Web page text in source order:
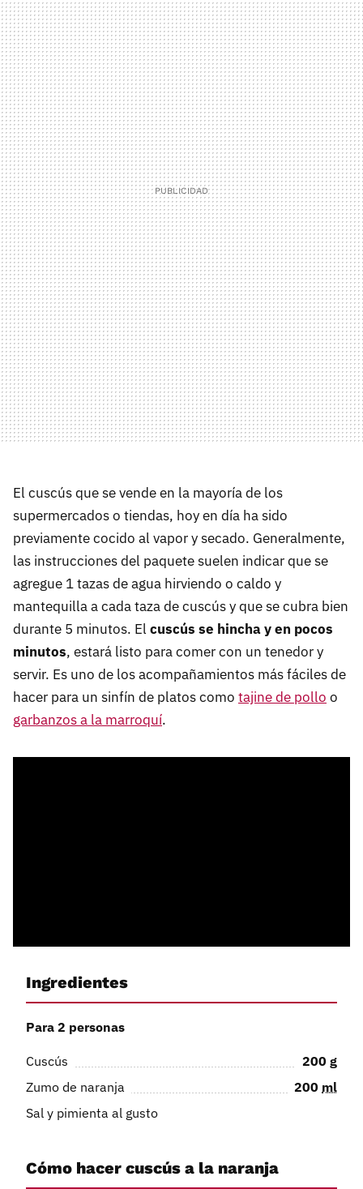
El cuscús que se vende en la mayoría de los
supermercados o tiendas, hoy en día ha sido
previamente cocido al vapor y secado. Generalmente,
las instrucciones del paquete suelen indicar que se
agregue 1 tazas de agua hirviendo o caldo y
mantequilla a cada taza de cuscús y que se cubra bien
durante 5 minutos. El cuscús se hincha y en pocos
minutos, estará listo para comer con un tenedor y
servir. Es uno de los acompañamientos más fáciles de
hacer para un sinfín de platos como tajine de pollo o
garbanzos a la marroquí.
Ingredientes
Para 2 personas
Cuscús 200 g
Zumo de naranja
200 ml
Sal y pimienta al gusto
Cómo hacer cuscús a la naranja